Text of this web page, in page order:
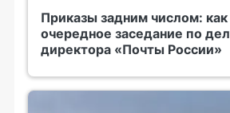
Приказы задним числом:
очередное заседание по
директора «Почты России»